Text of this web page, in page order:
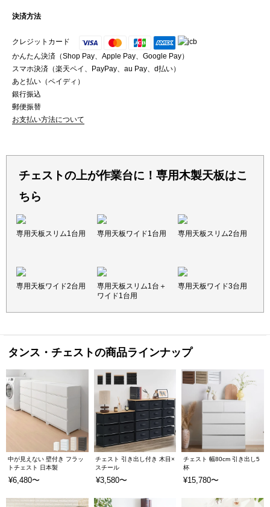
衣装ケース 衣類収納ケース 小物収納ケース 収納ケース PPケース ポリプロピレンケース チェスト 脚付きチェスト 収納チェスト プラスチックチェスト リビングチェスト カラーチェスト 多段チェスト ランドリーチェスト サイドチェスト ローチェスト ハイチェスト 収納ボックス 収納タンス 収納箪笥 洋タンス タンス 箪笥 たんす 整理たんす コンテナ コンテナボックス ボックス カラーボックス 収納棚 収納用品 収納BOX 衣類収納 洋服収納 押入れ収納 押し入れ収納 クローゼット収納 小物収納 子供部屋収納 リビング収納 収納家具 フラットデザイン 引出し 引き出し ストッパー付き 引き出しロック 多段 3段 4段 5段 三段 四段 五段 スリム DCN-CV3 DCN-CV4 DCN-CV5 ワイド DCNW-CV3 DCNW-CV4 DCNW-CV5 選べる 単品 2点 3点 セット売り セット販売 幅34cm 幅54cm 奥行41.5cm 奥行41.7cm 高さ66.1cm 高さ86.1cm 高さ106.1cm プラスチック製 プラスチック 中が透けない 中が見えない 脚付き 衣類 洋服 服 スウェット セーター Yシャツ タオル 大容量 収納 衣替え 新生活 一人暮らし ひとり暮らし 新築 一戸建て 子供部屋 リビング 洗面所 ランドリー 居間 寝室 クローゼット 押し入れ 押入れ 北欧 シンプル モノトーン ナチュラル モダン 日本製 国産 JEJアステージ ジェイイージェイアステージ ホワイト 4528302107280 4528302106504 4528302108270 4528302107860 4528302106900 4528302108720 ライトグレー 4528302911658 4528302911672 4528302911696 4528302911719 4528302911733 4528302911757 グレージュ 4528302911665 4528302911689 4528302911702 4528302911726 4528302911740 4528302911764 ダークブラウン 4528302107297 4528302106511 4528302108287 4528302107877 4528302106917 4528302108737 完成品 組立不要 組み立て不要
決済方法
クレジットカード
かんたん決済（Shop Pay、Apple Pay、Google Pay）
スマホ決済（楽天ペイ、PayPay、au Pay、d払い）
あと払い（ペイディ）
銀行振込
郵便振替
お支払い方法について
チェストの上が作業台に！専用木製天板はこ
ちら
専用天板スリム1台用 専用天板ワイド1台用 専用天板スリム2台用
専用天板ワイド2台用
専用天板スリム1台＋
ワイド1台用
専用天板ワイド3台用
タンス・チェストの商品ラインナップ
中が見えない 壁付き フラッ
トチェスト 日本製
¥6,480〜
チェスト 引き出し付き 木目×
スチール
¥3,580〜
チェスト 幅80cm 引き出し5
杯
¥15,780〜